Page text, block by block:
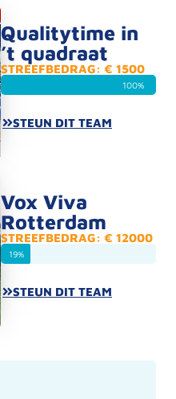
Qualitytime in
’t quadraat
STREEFBEDRAG: € 1500
100%
STEUN DIT TEAM
Vox Viva
Rotterdam
STREEFBEDRAG: € 12000
19%
STEUN DIT TEAM